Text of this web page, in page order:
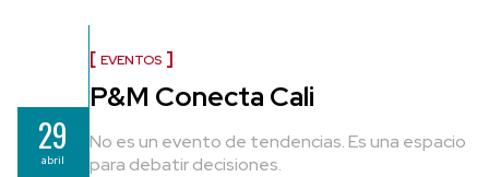
29
abril
EVENTOS
P&M Conecta Cali
No es un evento de tendencias. Es una espacio
para debatir decisiones.